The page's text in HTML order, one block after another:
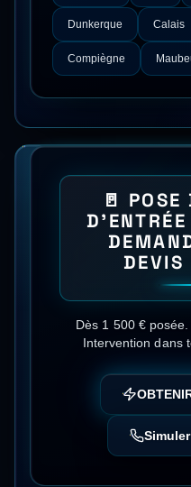
Dunkerque Calais
Compiègne
🚪 POSE
D'ENTRÉE
DEVIS
Dès 1 500 € posée.
Intervention dans